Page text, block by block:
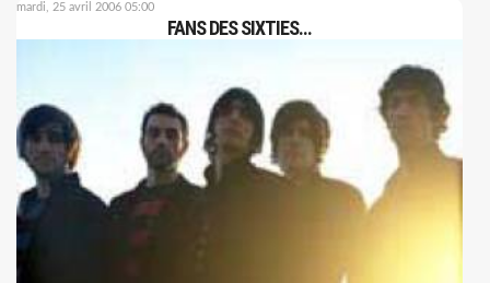
mardi, 25 avril 2006 05:00
FANS DES SIXTIES...